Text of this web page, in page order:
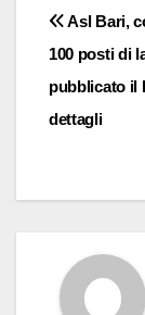
Asl Bari,
100 posti di
pubblicato il
dettagli